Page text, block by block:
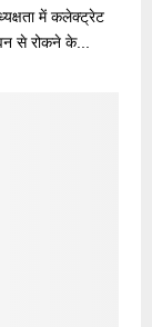
में कलेक्ट्रेट
से रोकने के...